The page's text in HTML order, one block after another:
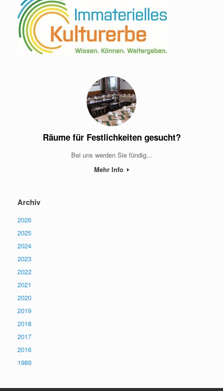
Räume für Festlichkeiten gesucht?
Bei uns werden Sie fündig...
Mehr Info
Archiv
2026
2025
2024
2023
2022
2021
2020
2019
2018
2017
2016
1989